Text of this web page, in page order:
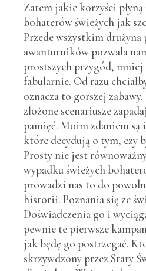
Zatem jakie korzyści
bohaterów świeżych jak
Przede wszystkim drużyna
awanturników pozwala
prostszych przygód,
fabularnie. Od razu
oznacza to gorszej
złożone scenariusze
pamięć. Moim zdaniem są
które decydują o tym, czy
Prosty nie jest
wypadku świeżych
prowadzi nas to do
historii. Poznania się ze
Doświadczenia go i
pewnie te pierwsze
jak będę go postrzegać.
skrzywdzony przez Stary